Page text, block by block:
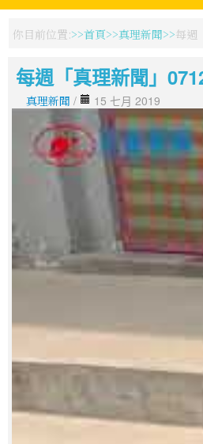
你目前位置: 首頁 真理新聞 每週
每週「真理新聞」
真理新聞 / 15 七月 2019